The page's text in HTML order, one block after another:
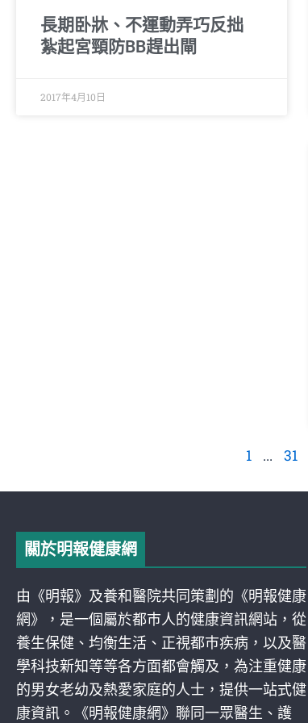
長期卧牀、不運動弄巧反拙
紮起宮頸防BB趕出閘
2017年4月10日
1 ... 31
關於明報健康網
由《明報》及養和醫院共同策劃的《明報健康
網》，是一個屬於都巿人的健康資訊網站，從
養生保健、均衡生活、正視都巿疾病，以及醫
學科技新知等等各方面都會觸及，為注重健康
的男女老幼及熱愛家庭的人士，提供一站式健
康資訊。《明報健康網》聯同一眾醫生、護